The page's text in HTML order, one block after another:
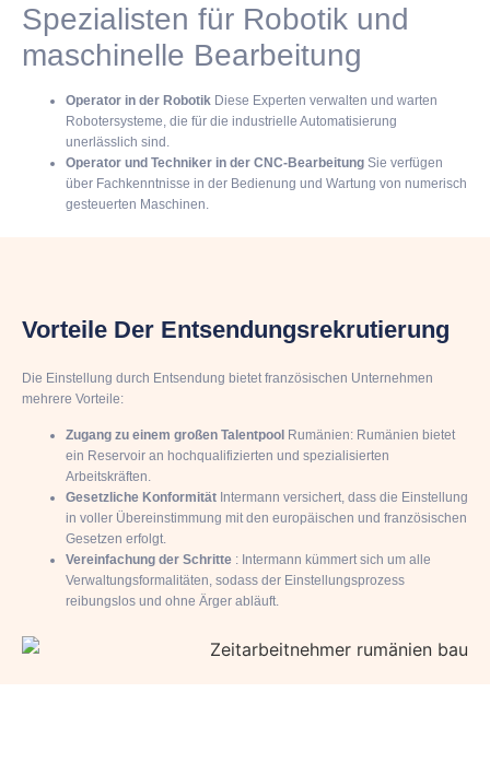
Spezialisten für Robotik und
maschinelle Bearbeitung
Operator in der Robotik Diese Experten verwalten und warten
Robotersysteme, die für die industrielle Automatisierung
unerlässlich sind.
Operator und Techniker in der CNC-Bearbeitung Sie verfügen
über Fachkenntnisse in der Bedienung und Wartung von numerisch
gesteuerten Maschinen.
Vorteile Der Entsendungsrekrutierung
Die Einstellung durch Entsendung bietet französischen Unternehmen
mehrere Vorteile:
Zugang zu einem großen Talentpool Rumänien: Rumänien bietet
ein Reservoir an hochqualifizierten und spezialisierten
Arbeitskräften.
Gesetzliche Konformität Intermann versichert, dass die Einstellung
in voller Übereinstimmung mit den europäischen und französischen
Gesetzen erfolgt.
Vereinfachung der Schritte : Intermann kümmert sich um alle
Verwaltungsformalitäten, sodass der Einstellungsprozess
reibungslos und ohne Ärger abläuft.